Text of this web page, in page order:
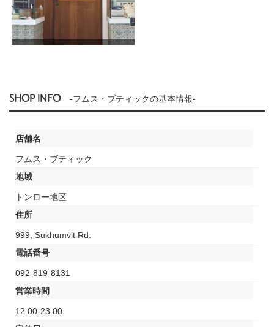
SHOP INFO -フムス・ブティックの基本情報-
店舗名
フムス・ブティック
地域
トンロー地区
住所
999, Sukhumvit Rd.
電話番号
092-819-8131
営業時間
12:00-23:00